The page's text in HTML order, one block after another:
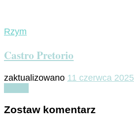
Rzym
Castro Pretorio
zaktualizowano 11 czerwca 2025
Zostaw komentarz